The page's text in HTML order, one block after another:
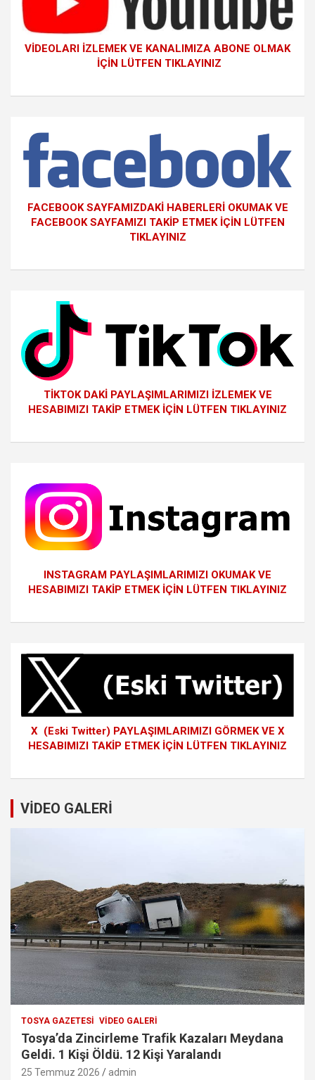
VİDEOLARI İZLEMEK VE KANALIMIZA ABONE OLMAK
İÇİN LÜTFEN TIKLAYINIZ
FACEBOOK SAYFAMIZDAKİ HABERLERİ OKUMAK VE
FACEBOOK SAYFAMIZI TAKİP ETMEK İÇİN LÜTFEN
TIKLAYINIZ
TİKTOK DAKİ PAYLAŞIMLARIMIZI İZLEMEK VE
HESABIMIZI TAKİP ETMEK İÇİN LÜTFEN TIKLAYINIZ
INSTAGRAM PAYLAŞIMLARIMIZI OKUMAK VE
HESABIMIZI TAKİP ETMEK İÇİN LÜTFEN TIKLAYINIZ
X (Eski Twitter) PAYLAŞIMLARIMIZI GÖRMEK VE X
HESABIMIZI TAKİP ETMEK İÇİN LÜTFEN TIKLAYINIZ
VİDEO GALERİ
TOSYA GAZETESI VIDEO GALERI
Tosya’da Zincirleme Trafik Kazaları Meydana
Geldi. 1 Kişi Öldü. 12 Kişi Yaralandı
25 Temmuz 2026 admin